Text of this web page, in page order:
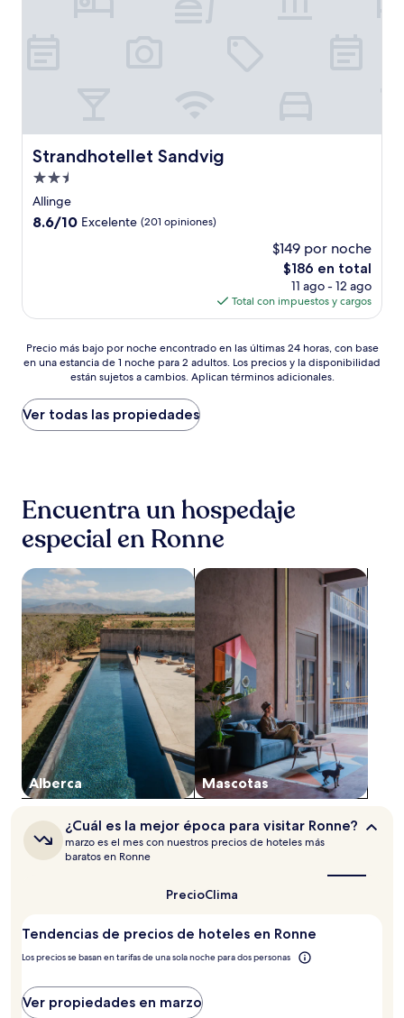
Strandhotellet Sandvig
Strandhotellet Sandvig
Propiedad
de
2.5
Allinge
8.6
8.6/10 Excelente (201 opiniones)
$149 por noche
El
precio
actual
es
$186
$186 en total
11 ago - 12 ago
Total con impuestos y cargos
Precio
más
por
noche
encontrado
horas,
base
una
estancia
de
1
noche
para
2
adultos.
Los
precios
y
la
disponibilidad
están
sujetos
cambios.
Aplican
Precio más bajo por noche encontrado en las últimas 24 horas, con base
en una estancia de 1 noche para 2 adultos. Los precios y la disponibilidad
están sujetos a cambios. Aplican términos adicionales.
Ver todas las propiedades
Encuentra un hospedaje
especial en Ronne
Alberca
Buscar propiedades con alberca
Mascotas
Buscar propiedades que
¿Cuál
es
la
¿Cuál es la mejor época para visitar Ronne?
marzo es el mes con nuestros precios de hoteles más
baratos en Ronne
PrecioClima
Tendencias de precios de hoteles en Ronne
Los precios se basan en tarifas de una sola noche para dos personas
Ver propiedades en marzo